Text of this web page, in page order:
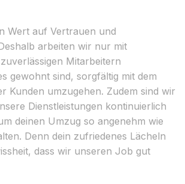
Wert auf Vertrauen und
arbeiten wir nur mit
Mitarbeitern
gewohnt sind, sorgfältig mit dem
Kunden umzugehen. Zudem sind wir
Dienstleistungen kontinuierlich
deinen Umzug so angenehm wie
Denn dein zufriedenes Lächeln
dass wir unseren Job gut